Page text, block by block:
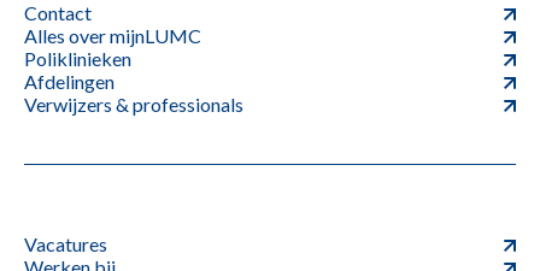
Contact
Alles over mijnLUMC
Poliklinieken
Afdelingen
Verwijzers & professionals
Vacatures